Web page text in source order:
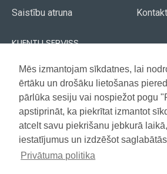
Mēs izmantojam sīkdatnes, lai
ērtāku un drošāku lietošanas
pārlūka sesiju vai nospiežot pogu
apstiprināt, ka piekrītat izmantot
atcelt savu piekrišanu jebkurā
iestatījumus un izdzēšot
Privātuma politika
Saistību atruna
KLIENTU SERVISS
Piegāde
Apmaksa
Garantija
Copyright © 2021, Super Selection,